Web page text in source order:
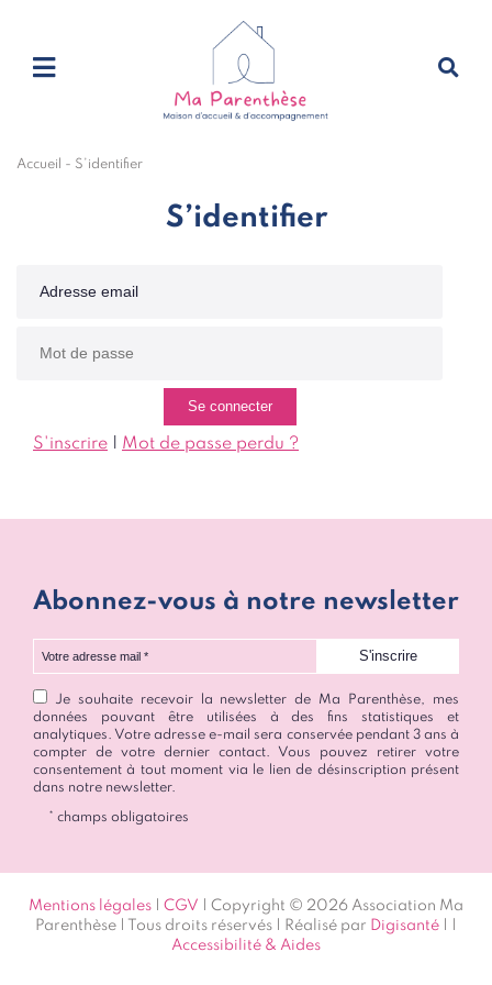
Accueil - S’identifier
S’identifier
S'inscrire Mot de passe perdu ?
Abonnez-vous à notre newsletter
Votre adresse mail
Je souhaite recevoir la newsletter de Ma Parenthèse, mes
données pouvant être utilisées à des fins statistiques et
analytiques. Votre adresse e-mail sera conservée pendant 3 ans à
compter de votre dernier contact. Vous pouvez retirer votre
consentement à tout moment via le lien de désinscription présent
dans notre newsletter.
* champs obligatoires
Mentions légales CGV | Copyright © 2026 Association Ma
Parenthèse | Tous droits réservés | Réalisé par Digisanté
Accessibilité & Aides